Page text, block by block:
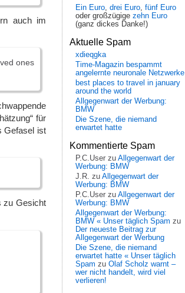
auch im
ones
für
Gefasel ist
zu Gesicht
Ein Euro, drei Euro, fünf Euro
oder großzügige zehn Euro
(ganz dickes Danke!)
Aktuelle Spam
xdieqgka
Time-Magazin bespammt
angelernte neuronale Netzwerke
best places to travel in january
around the world
Allgegenwart der Werbung:
BMW
Die Szene, die niemand
erwartet hatte
Kommentierte Spam
P.C.User zu Allgegenwart der
Werbung: BMW
J.R. zu Allgegenwart der
Werbung: BMW
P.C.User zu Allgegenwart der
Werbung: BMW
Allgegenwart der Werbung:
BMW « Unser täglich Spam zu
Der neueste Beitrag zur
Allgegenwart der Werbung
Die Szene, die niemand
erwartet hatte « Unser täglich
Spam zu Olaf Scholz warnt –
wer nicht handelt, wird viel
verlieren!